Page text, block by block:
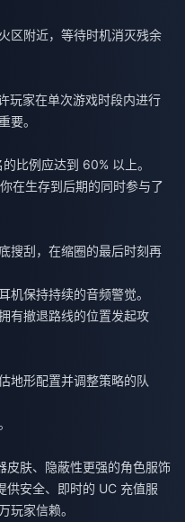
区附近，等待时机消灭残余
玩家在单次游戏时段内进行
要。
比例应达到 60% 以上。
在生存到后期的同时参与了
搜刮，在缩圈的最后时刻再
机保持持续的音频警觉。
有撤退路线的位置发起攻
地形配置并调整策略的队
皮肤、隐蔽性更强的角色服饰
安全、即时的 UC 充值服
玩家信赖。